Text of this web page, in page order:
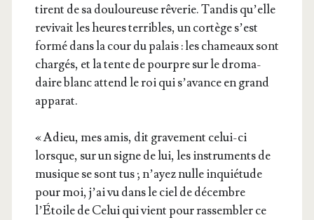
tirent de sa dou­lou­reuse rêve­rie. Tan­dis qu’elle
revi­vait les heures ter­ribles, un cor­tège s’est
for­mé dans la cour du palais : les cha­meaux sont
char­gés, et la tente de pourpre sur le dro­ma­
daire blanc attend le roi qui s’a­vance en grand
apparat.
« Adieu, mes amis, dit gra­ve­ment celui-ci
lorsque, sur un signe de lui, les ins­tru­ments de
musique se sont tus ; n’ayez nulle inquié­tude
pour moi, j’ai vu dans le ciel de décembre
l’Étoile de Celui qui vient pour ras­sem­bler ce